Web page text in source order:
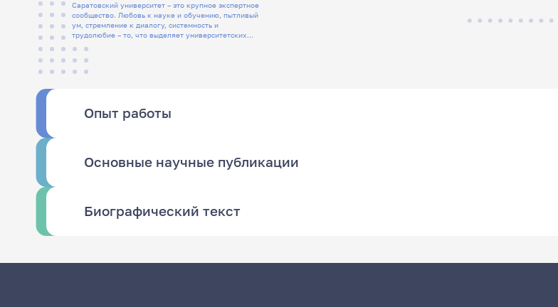
Саратовский университет – это крупное экспертное
сообщество. Любовь к науке и обучению, пытливый
ум, стремление к диалогу, системность и
трудолюбие – то, что выделяет университетских
Опыт работы
Основные научные публикации
Биографический текст